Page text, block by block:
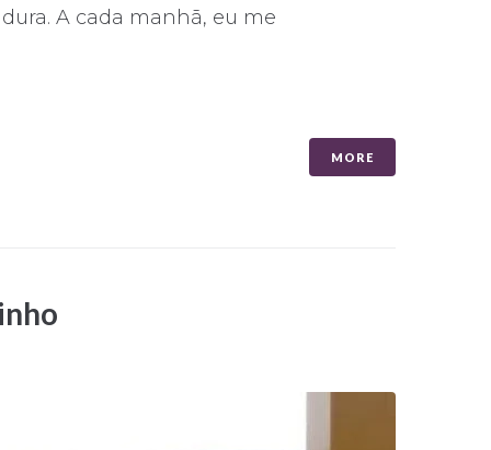
A cada manhã, eu me
MORE